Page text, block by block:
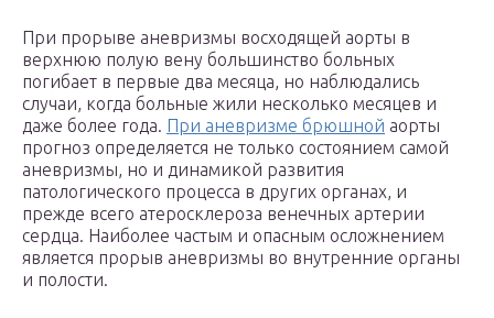
При прорыве аневризмы восходящей аорты в
верхнюю полую вену большинство больных
погибает в первые два месяца, но наблюдались
случаи, когда больные жили несколько месяцев и
даже более года. При аневризме брюшной аорты
прогноз определяется не только состоянием самой
аневризмы, но и динамикой развития
патологического процесса в других органах, и
прежде всего атеросклероза венечных артерии
сердца. Наиболее частым и опасным осложнением
является прорыв аневризмы во внутренние органы
и полости.